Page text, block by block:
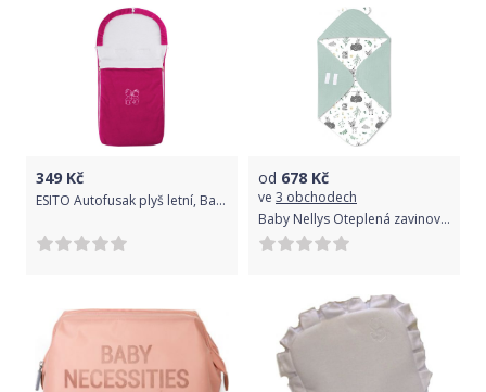
349 Kč
ESITO Autofusak plyš letní, Barva růžová, Velikost 85 x 42 cm
od 678 Kč
ve 3 obchodech
Baby Nellys Oteplená zavinov. deka s kapucí Velvet, 90 x 90cm, New Forest Friends - mátová